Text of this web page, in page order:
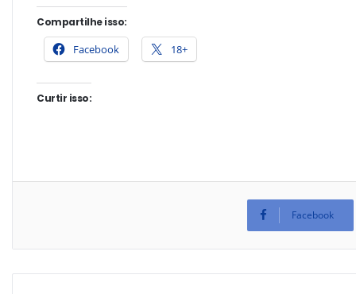
Compartilhe isso:
Facebook 18+
Curtir isso:
Facebook